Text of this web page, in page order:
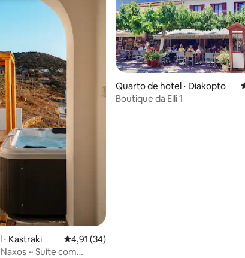
5, 30 avaliações
Kastraki 4,91 de uma avaliação média de 5, 34
4,91 (34)
~ Suíte com
Quarto de hotel ⋅ Diakopto
Boutique da Elli 1